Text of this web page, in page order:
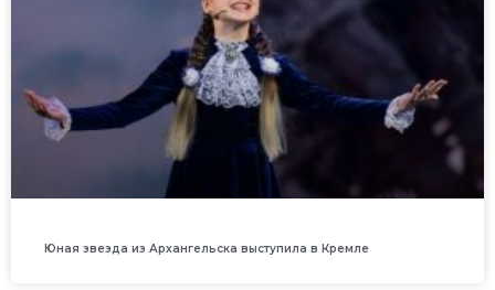
Юная звезда из Архангельска выступила в Кремле